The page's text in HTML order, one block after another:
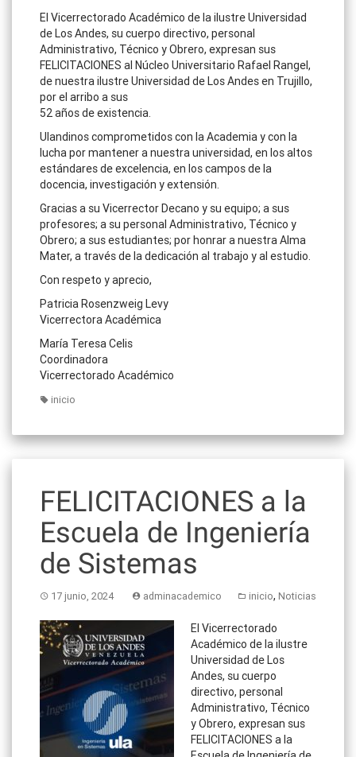
El Vicerrectorado Académico de la ilustre Universidad
de Los Andes, su cuerpo directivo, personal
Administrativo, Técnico y Obrero, expresan sus
FELICITACIONES al Núcleo Universitario Rafael Rangel,
de nuestra ilustre Universidad de Los Andes en Trujillo,
por el arribo a sus
52 años de existencia.
Ulandinos comprometidos con la Academia y con la
lucha por mantener a nuestra universidad, en los altos
estándares de excelencia, en los campos de la
docencia, investigación y extensión.
Gracias a su Vicerrector Decano y su equipo; a sus
profesores; a su personal Administrativo, Técnico y
Obrero; a sus estudiantes; por honrar a nuestra Alma
Mater, a través de la dedicación al trabajo y al estudio.
Con respeto y aprecio,
Patricia Rosenzweig Levy
Vicerrectora Académica
María Teresa Celis
Coordinadora
Vicerrectorado Académico
inicio
FELICITACIONES a la
Escuela de Ingeniería
de Sistemas
17 junio, 2024 adminacademico inicio, Noticias
El Vicerrectorado
Académico de la ilustre
Universidad de Los
Andes, su cuerpo
directivo, personal
Administrativo, Técnico
y Obrero, expresan sus
FELICITACIONES a la